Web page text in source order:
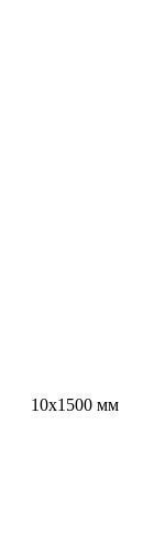
10x1500 мм